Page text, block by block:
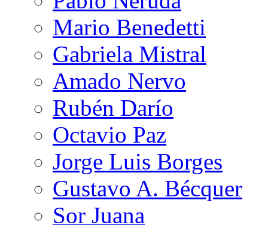
Mario Benedetti
Gabriela Mistral
Amado Nervo
Rubén Darío
Octavio Paz
Jorge Luis Borges
Gustavo A. Bécquer
Sor Juana